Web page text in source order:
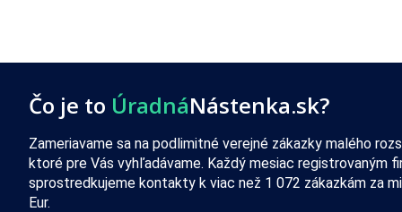
Čo je to ÚradnáNástenka.sk?
Zameriavame sa na podlimitné verejné zákazky malého
ktoré pre Vás vyhľadávame. Každý mesiac registrovaným
sprostredkujeme kontakty k viac než 1 072 zákazkám za
Eur.